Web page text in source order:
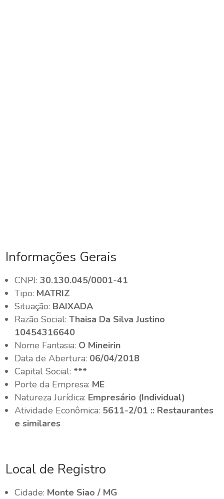
Informações Gerais
CNPJ:30.130.045/0001-41
Tipo: MATRIZ
Situação: BAIXADA
Razão Social:Thaisa Da Silva Justino
10454316640
Nome Fantasia: O Mineirin
Data de Abertura: 06/04/2018
Capital Social: ***
Porte da Empresa: ME
Natureza Jurídica: Empresário (Individual)
Atividade Econômica: 5611-2/01 :: Restaurantes
e similares
Local de Registro
Cidade: Monte Siao / MG